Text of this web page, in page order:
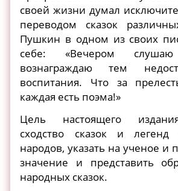
своей жизни думал
переводом сказок
Пушкин в одном из своих
себе: «Вечером
вознаграждаю тем
воспитания. Что за
каждая есть поэма!»
Цель настоящего
сходство сказок и
народов, указать на ученое и
значение и представить
народных сказок.